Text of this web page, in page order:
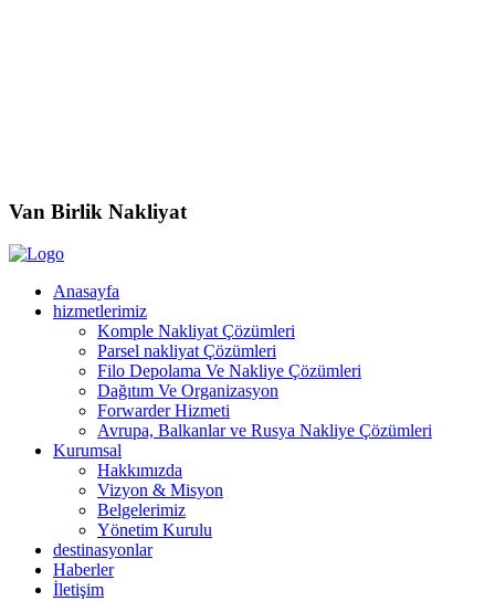
Van Birlik Nakliyat
Anasayfa
hizmetlerimiz
Komple Nakliyat Çözümleri
Parsel nakliyat Çözümleri
Filo Depolama Ve Nakliye Çözümleri
Dağıtım Ve Organizasyon
Forwarder Hizmeti
Avrupa, Balkanlar ve Rusya Nakliye Çözümleri
Kurumsal
Hakkımızda
Vizyon & Misyon
Belgelerimiz
Yönetim Kurulu
destinasyonlar
Haberler
İletişim